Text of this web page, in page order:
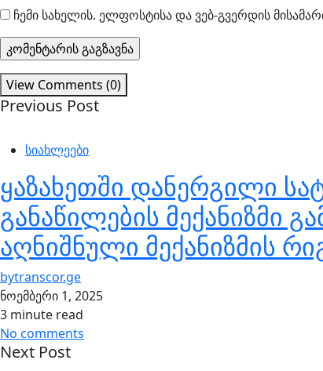
ჩემი სახელის. ელფოსტისა და ვებ-გვერდის
View Comments (0)
Previous Post
სიახლეები
ყაზახეთში დანერგილი
განაწილების მექანიზმი
აღნიშნული მექანიზმის
bytranscor.ge
ნოემბერი 1, 2025
3 minute read
No comments
Next Post